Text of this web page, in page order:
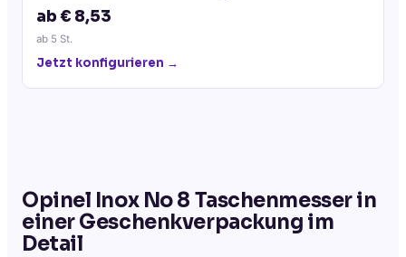
ab € 8,53
ab 5 St.
Jetzt konfigurieren →
Opinel Inox No 8 Taschenmesser in
einer Geschenkverpackung im
Detail